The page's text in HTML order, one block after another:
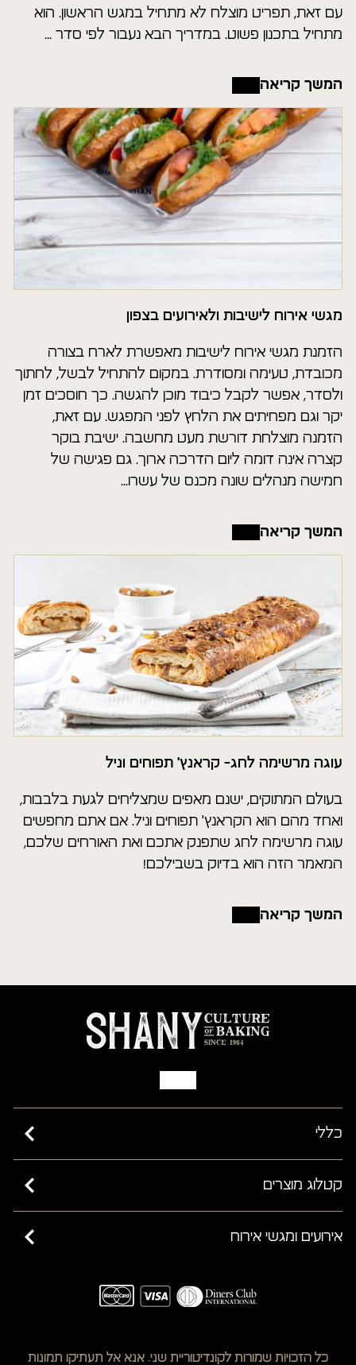
עם זאת, תפריט מוצלח לא מתחיל במגש הראשון. הוא
מתחיל בתכנון פשוט. במדריך הבא נעבור לפי סדר ...
המשך קריאה
מגשי אירוח לישיבות ולאירועים בצפון
הזמנת מגשי אירוח לישיבות מאפשרת לארח בצורה
מכובדת, טעימה ומסודרת. במקום להתחיל לבשל, לחתוך
ולסדר, אפשר לקבל כיבוד מוכן להגשה. כך חוסכים זמן
יקר וגם מפחיתים את הלחץ לפני המפגש. עם זאת,
הזמנה מוצלחת דורשת מעט מחשבה. ישיבת בוקר
קצרה אינה דומה ליום הדרכה ארוך. גם פגישה של
חמישה מנהלים שונה מכנס של עשרו...
המשך קריאה
עוגה מרשימה לחג- קראנץ' תפוחים וניל
בעולם המתוקים, ישנם מאפים שמצליחים לגעת בלבבות,
ואחד מהם הוא הקראנץ' תפוחים וניל. אם אתם מחפשים
עוגה מרשימה לחג שתפנק אתכם ואת האורחים שלכם,
המאמר הזה הוא בדיוק בשבילכם!
המשך קריאה
כללי
כשרות בד”ץ בית יוסף ורבנות ישראל
מאמרים
שאלות ותשובות
תקנון ביטול עסקה
קטלוג מוצרים
קישים
אירועים ומגשי אירוח
כריכונים מפנקים
כל הזכויות שמורות לקונדיטוריית שני. אנא אל תעתיקו תמונות